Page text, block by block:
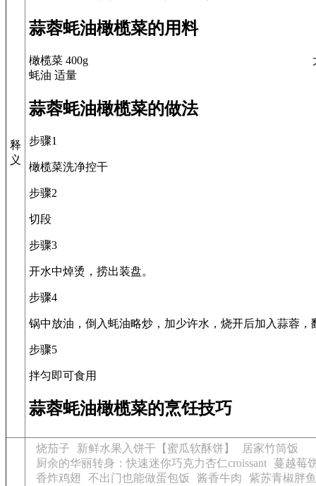
释
义
蒜蓉蚝油橄榄菜的用料
橄榄菜 400g
蚝油 适量
蒜蓉蚝油橄榄菜的做法
步骤1
橄榄菜洗净控干
步骤2
切段
步骤3
开水中焯烫，捞出装盘。
步骤4
锅中放油，倒入蚝油略炒，加少许水，烧开后加入蒜蓉
步骤5
拌匀即可食用
蒜蓉蚝油橄榄菜的烹饪技巧
烧茄子 新鲜水果入饼干【蜜瓜软酥饼】
居家竹筒饭
厨余的华丽转身：快速迷你巧克力杏仁croissant 蔓越莓
香炸鸡翅
不出门也能做蛋包饭 酱香牛肉
紫苏青椒胖